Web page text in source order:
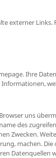
externer Links.
Ihre
uns
des
Zwecken.
machen.
Datenquellen